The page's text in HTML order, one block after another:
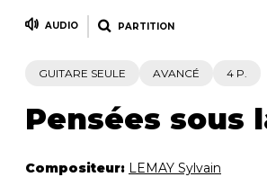
AUDIO PARTITION
GUITARE SEULE AVANCÉ 4 P.
Pensées sous
Compositeur: LEMAY Sylvain